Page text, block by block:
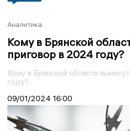
Аналитика
Кому в Брянской
приговор в 2024 году?
Кому в Брянской области
году?
09/01/2024 16:00